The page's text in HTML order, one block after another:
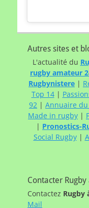
Autres sites et
L'actualité du
rugby amateur
Rugbynistere |
Top 14|
92 | Annuaire du
Made in rugby |
| Pronostics-
Social Rugby|
Contacter Rugby
Contactez Rugby
Mail